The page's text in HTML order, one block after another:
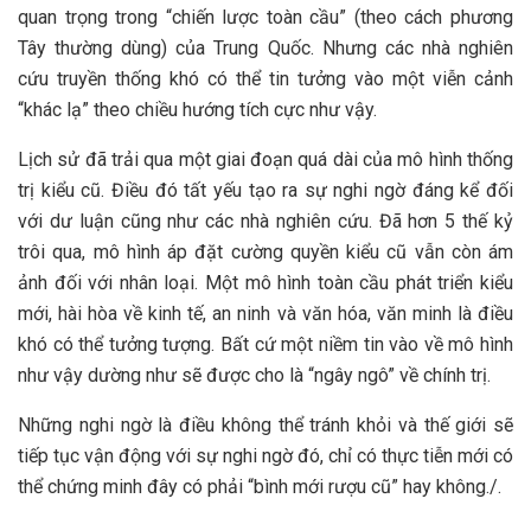
quan trọng trong “chiến lược toàn cầu” (theo cách phương
Tây thường dùng) của Trung Quốc. Nhưng các nhà nghiên
cứu truyền thống khó có thể tin tưởng vào một viễn cảnh
“khác lạ” theo chiều hướng tích cực như vậy.
Lịch sử đã trải qua một giai đoạn quá dài của mô hình thống
trị kiểu cũ. Điều đó tất yếu tạo ra sự nghi ngờ đáng kể đối
với dư luận cũng như các nhà nghiên cứu. Đã hơn 5 thế kỷ
trôi qua, mô hình áp đặt cường quyền kiểu cũ vẫn còn ám
ảnh đối với nhân loại. Một mô hình toàn cầu phát triển kiểu
mới, hài hòa về kinh tế, an ninh và văn hóa, văn minh là điều
khó có thể tưởng tượng. Bất cứ một niềm tin vào về mô hình
như vậy dường như sẽ được cho là “ngây ngô” về chính trị.
Những nghi ngờ là điều không thể tránh khỏi và thế giới sẽ
tiếp tục vận động với sự nghi ngờ đó, chỉ có thực tiễn mới có
thể chứng minh đây có phải “bình mới rượu cũ” hay không./.